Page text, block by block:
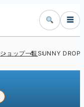
☰
ショップ一覧SUNNY DROP